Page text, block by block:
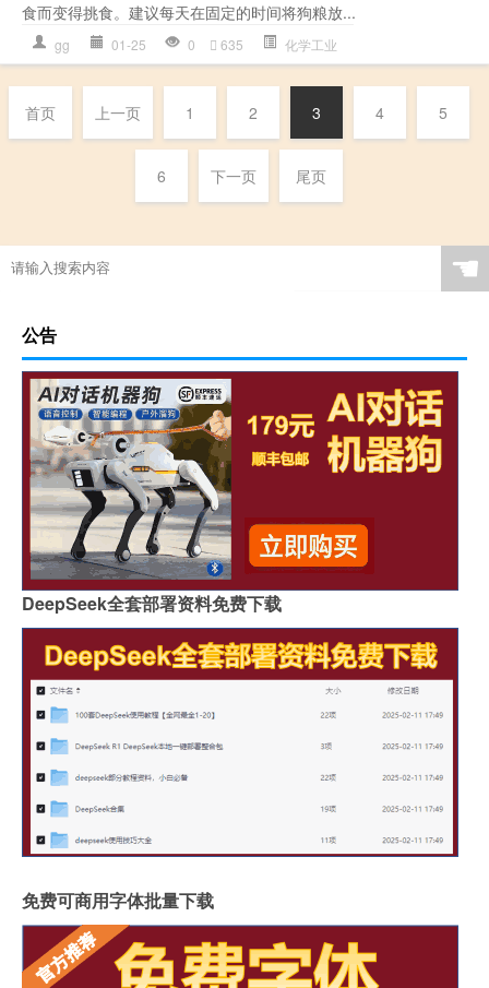
食而变得挑食。建议每天在固定的时间将狗粮放...
gg 01-25 0 635 化学工业
首页 上一页 1 2 3 4 5
6 下一页 尾页
☚
公告
DeepSeek全套部署资料免费下载
免费可商用字体批量下载